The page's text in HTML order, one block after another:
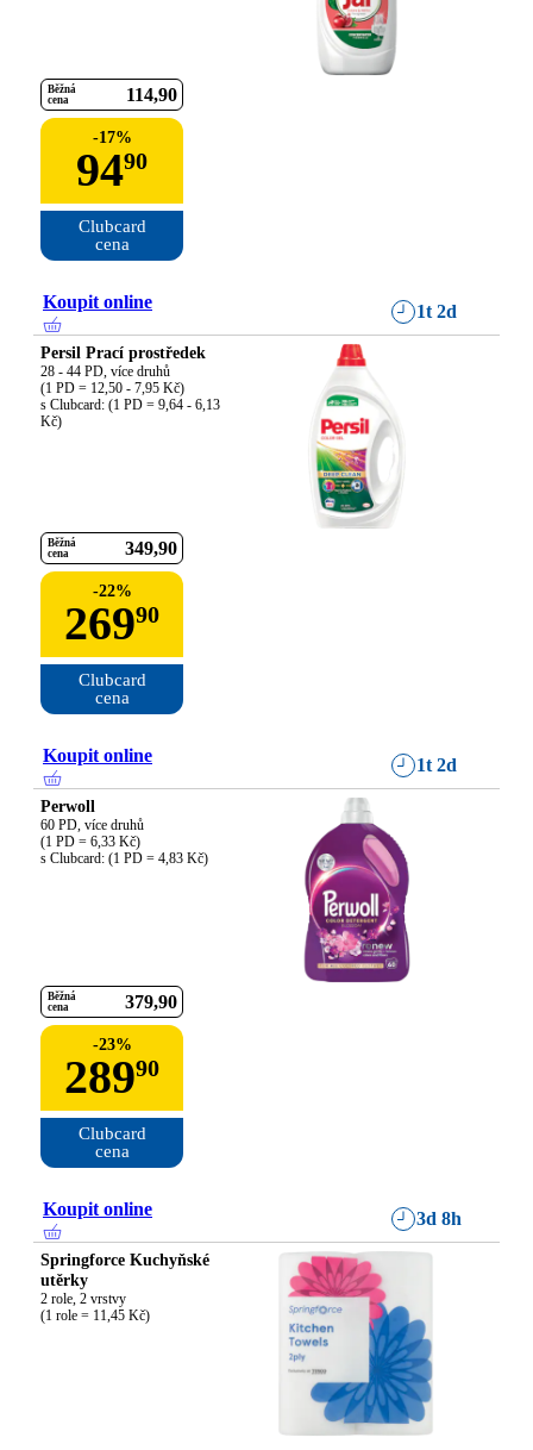
Běžná
cena
114 90
-17%
9490
Clubcard
cena
Koupit online 1t 2d
Persil Prací prostředek
28 - 44 PD, více druhů
(1 PD = 12,50 - 7,95 Kč)
s Clubcard: (1 PD = 9,64 - 6,13
Kč)
Běžná
cena
349 90
-22%
26990
Clubcard
cena
Koupit online 1t 2d
Perwoll
60 PD, více druhů
(1 PD = 6,33 Kč)
s Clubcard: (1 PD = 4,83 Kč)
Běžná
cena
379 90
-23%
28990
Clubcard
cena
Koupit online 3d 8h
Springforce Kuchyňské
utěrky
2 role, 2 vrstvy
(1 role = 11,45 Kč)